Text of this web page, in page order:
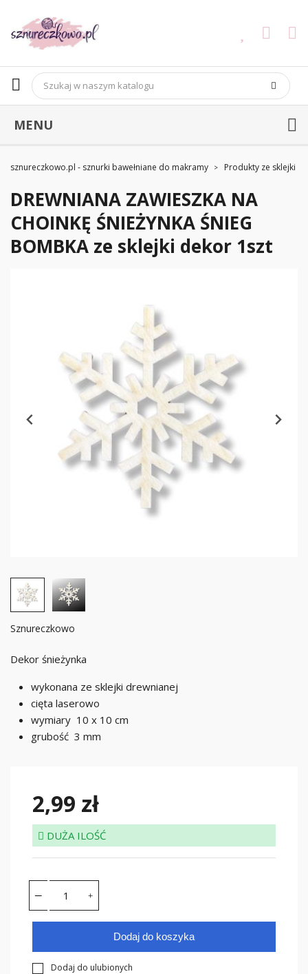
MENU
sznureczkowo.pl - sznurki bawełniane do makramy Produkty ze sklejki
DREWNIANA ZAWIESZKA NA
CHOINKĘ ŚNIEŻYNKA ŚNIEG
BOMBKA ze sklejki dekor 1szt
Sznureczkowo
Dekor śnieżynka
wykonana ze sklejki drewnianej
cięta laserowo
wymiary 10 x 10 cm
grubość 3 mm
2,99 zł
DUŻA ILOŚĆ
Dodaj do koszyka
Dodaj do ulubionych